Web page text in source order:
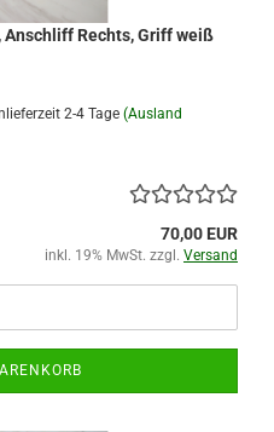
Anschliff Rechts, Griff weiß
2-4 Tage (Ausland
70,00 EUR
inkl. 19% MwSt. zzgl. Versand